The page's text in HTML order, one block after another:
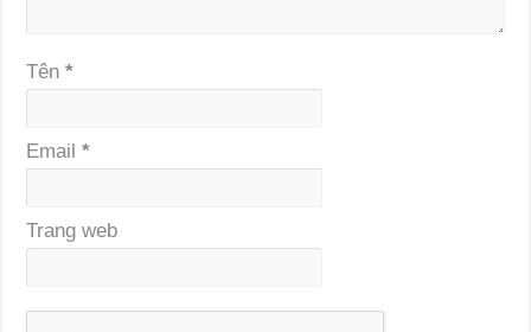
Tên*
Email*
Trang web